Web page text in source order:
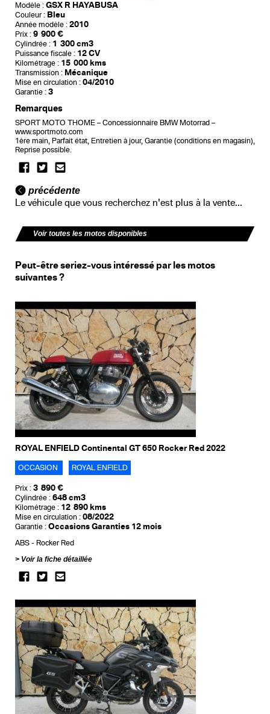
Modèle : GSX R HAYABUSA
Couleur : Bleu
Année modèle : 2010
Prix : 9 900 €
Cylindrée : 1 300 cm3
Puissance fiscale : 12 CV
Kilométrage : 15 000 kms
Transmission : Mécanique
Mise en circulation : 04/2010
Garantie : 3
Remarques
SPORT MOTO THOME – Concessionnaire BMW Motorrad –
www.sportmoto.com
1ère main, Parfait état, Entretien à jour, Garantie (conditions en magasin),
Reprise possible.
précédente
Le véhicule que vous recherchez n'est plus à la vente...
Voir toutes les motos disponibles
Peut-être seriez-vous intéressé par les motos
suivantes ?
ROYAL ENFIELD Continental GT 650 Rocker Red 2022
OCCASION ROYAL ENFIELD
Prix : 3 890 €
Cylindrée : 648 cm3
Kilométrage : 12 890 kms
Mise en circulation : 08/2022
Garantie : Occasions Garanties 12 mois
ABS
Rocker Red
Voir la fiche détaillée